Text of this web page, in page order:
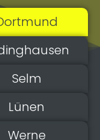
Selm
Lünen
Werne